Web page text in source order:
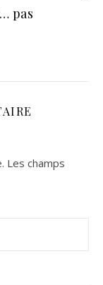
pas
Les champs